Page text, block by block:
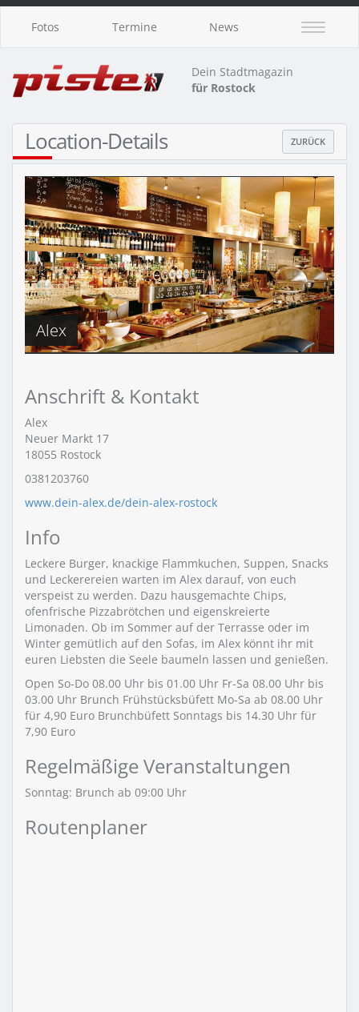
Fotos Termine News
Dein Stadtmagazin
für Rostock
Location-Details ZURÜCK
Alex
Anschrift & Kontakt
Alex
Neuer Markt 17
18055 Rostock
0381203760
www.dein-alex.de/dein-alex-rostock
Info
Leckere Burger, knackige Flammkuchen, Suppen, Snacks
und Leckerereien warten im Alex darauf, von euch
verspeist zu werden. Dazu hausgemachte Chips,
ofenfrische Pizzabrötchen und eigenskreierte
Limonaden. Ob im Sommer auf der Terrasse oder im
Winter gemütlich auf den Sofas, im Alex könnt ihr mit
euren Liebsten die Seele baumeln lassen und genießen.
Open So-Do 08.00 Uhr bis 01.00 Uhr Fr-Sa 08.00 Uhr bis
03.00 Uhr Brunch Frühstücksbüfett Mo-Sa ab 08.00 Uhr
für 4,90 Euro Brunchbüfett Sonntags bis 14.30 Uhr für
7,90 Euro
Regelmäßige Veranstaltungen
Sonntag: Brunch ab 09:00 Uhr
Routenplaner